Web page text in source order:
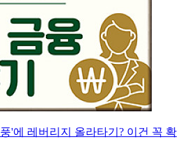
'에 레버리지 올라타기? 이건 꼭 확